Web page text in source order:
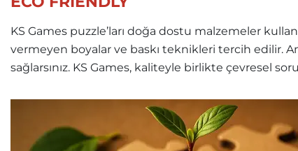
KS Games puzzle’ları doğa dostu malzemeler
vermeyen boyalar ve baskı teknikleri tercih edilir.
sağlarsınız. KS Games, kaliteyle birlikte çevresel